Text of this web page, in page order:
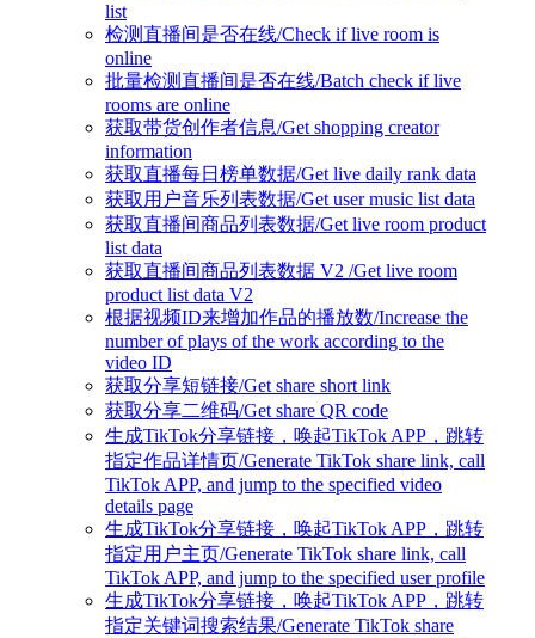
list
检测直播间是否在线/Check if live room is
online
批量检测直播间是否在线/Batch check if live
rooms are online
获取带货创作者信息/Get shopping creator
information
获取直播每日榜单数据/Get live daily rank data
获取用户音乐列表数据/Get user music list data
获取直播间商品列表数据/Get live room product
list data
获取直播间商品列表数据 V2 /Get live room
product list data V2
根据视频ID来增加作品的播放数/Increase the
number of plays of the work according to the
video ID
获取分享短链接/Get share short link
获取分享二维码/Get share QR code
生成TikTok分享链接，唤起TikTok APP，跳转
指定作品详情页/Generate TikTok share link, call
TikTok APP, and jump to the specified video
details page
生成TikTok分享链接，唤起TikTok APP，跳转
指定用户主页/Generate TikTok share link, call
TikTok APP, and jump to the specified user profile
生成TikTok分享链接，唤起TikTok APP，跳转
指定关键词搜索结果/Generate TikTok share